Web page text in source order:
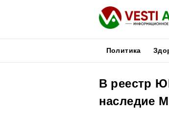
Политика
В реестр
наследие